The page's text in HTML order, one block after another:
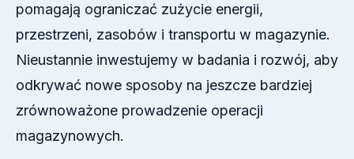
pomagają ograniczać zużycie energii,
przestrzeni, zasobów i transportu w magazynie.
Nieustannie inwestujemy w badania i rozwój, aby
odkrywać nowe sposoby na jeszcze bardziej
zrównoważone prowadzenie operacji
magazynowych.